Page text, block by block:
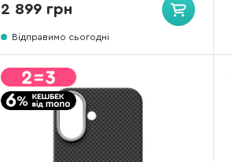
2 899 грн
Відправимо сьогодні